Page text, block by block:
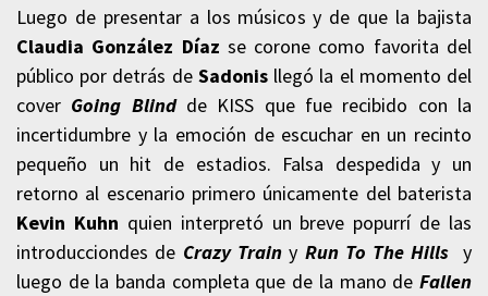
Luego de presentar a los músicos y de que la bajista
Claudia González Díaz se corone como favorita del
público por detrás de Sadonisllegó la el momento del
cover Going Blindde KISS que fue recibido con la
incertidumbre y la emoción de escuchar en un recinto
pequeño un hit de estadios. Falsa despedida y un
retorno al escenario primero únicamente del baterista
Kevin Kuhn quien interpretó un breve popurrí de las
introducciondes de Crazy Trainy Run To The Hills y
luego de la banda completa que de la mano de Fallen